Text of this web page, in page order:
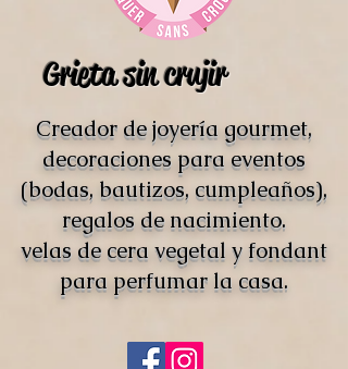
Grieta sin crujir
Creador de joyería gourmet,
decoraciones para eventos
(bodas, bautizos, cumpleaños),
regalos de nacimiento.
velas de cera vegetal y fondant
para perfumar la casa.